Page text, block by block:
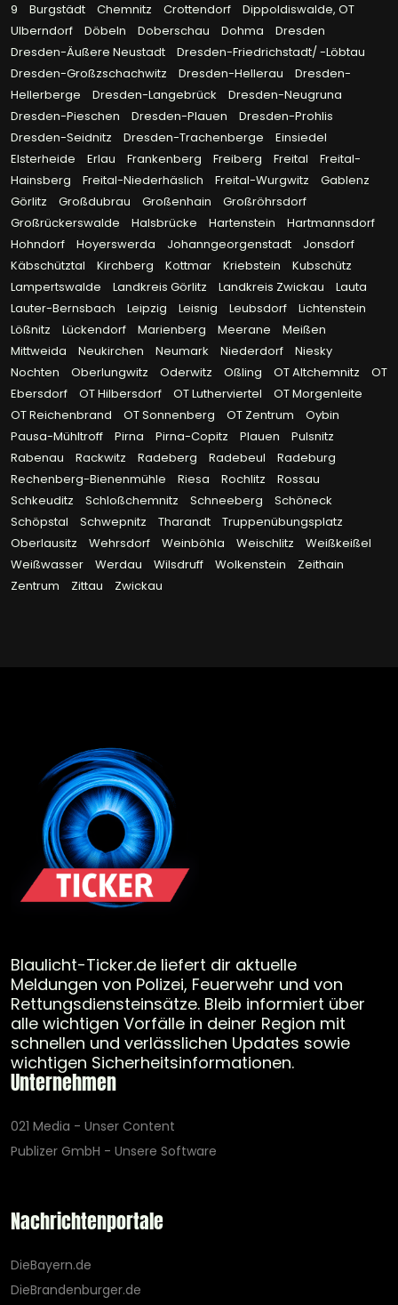
9
Burgstädt Chemnitz Crottendorf
Dippoldiswalde, OT
Ulberndorf
Döbeln Doberschau Dohma
Dresden
Dresden-Äußere Neustadt
Dresden-Friedrichstadt/ -Löbtau
Dresden-Großzschachwitz
Dresden-Hellerau
Dresden-
Hellerberge
Dresden-Langebrück
Dresden-Neugruna
Dresden-Pieschen
Dresden-Plauen
Dresden-Prohlis
Dresden-Seidnitz
Dresden-Trachenberge
Einsiedel
Elsterheide
Erlau Frankenberg Freiberg Freital
Freital-
Hainsberg
Freital-Niederhäslich Freital-Wurgwitz
Gablenz
Görlitz
Großdubrau Großenhain
Großröhrsdorf
Großrückerswalde
Halsbrücke Hartenstein
Hartmannsdorf
Hohndorf
Hoyerswerda Johanngeorgenstadt
Jonsdorf
Käbschütztal
Kirchberg Kottmar Kriebstein
Kubschütz
Lampertswalde
Landkreis Görlitz Landkreis Zwickau
Lauta
Lauter-Bernsbach
Leipzig Leisnig Leubsdorf
Lichtenstein
Lößnitz
Lückendorf Marienberg Meerane
Meißen
Mittweida
Neukirchen Neumark Niederdorf
Niesky
Nochten
Oberlungwitz Oderwitz Oßling OT Altchemnitz
OT
Ebersdorf
OT Hilbersdorf OT Lutherviertel
OT Morgenleite
OT Reichenbrand
OT Sonnenberg OT Zentrum
Oybin
Pausa-Mühltroff
Pirna Pirna-Copitz Plauen
Pulsnitz
Rabenau
Rackwitz Radeberg Radebeul
Radeburg
Rechenberg-Bienenmühle
Riesa Rochlitz
Rossau
Schkeuditz
Schloßchemnitz Schneeberg
Schöneck
Schöpstal
Schwepnitz Tharandt
Truppenübungsplatz
Oberlausitz
Wehrsdorf Weinböhla Weischlitz
Weißkeißel
Weißwasser
Werdau Wilsdruff Wolkenstein
Zeithain
Zentrum
Zittau Zwickau
Blaulicht-Ticker.de liefert dir aktuelle
Meldungen von Polizei, Feuerwehr und von
Rettungsdiensteinsätze. Bleib informiert über
alle wichtigen Vorfälle in deiner Region mit
schnellen und verlässlichen Updates sowie
wichtigen Sicherheitsinformationen.
Unternehmen
021 Media - Unser Content
Publizer GmbH - Unsere Software
Nachrichtenportale
DieBayern.de
DieBrandenburger.de